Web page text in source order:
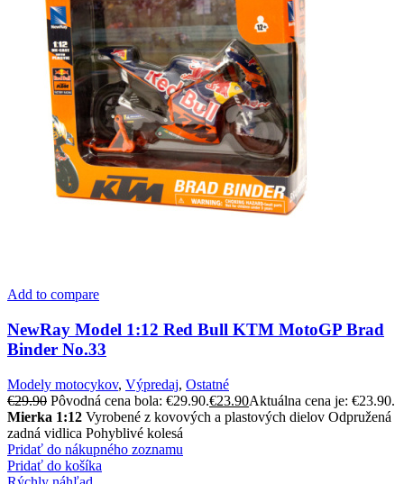
Add to compare
NewRay Model 1:12 Red Bull KTM MotoGP Brad
Binder No.33
Modely motocykov, Výpredaj, Ostatné
€29.90 Pôvodná cena bola: €29.90.€23.90Aktuálna cena je: €23.90.
Mierka 1:12 Vyrobené z kovových a plastových dielov Odpružená
zadná vidlica Pohyblivé kolesá
Pridať do nákupného zoznamu
Pridať do košíka